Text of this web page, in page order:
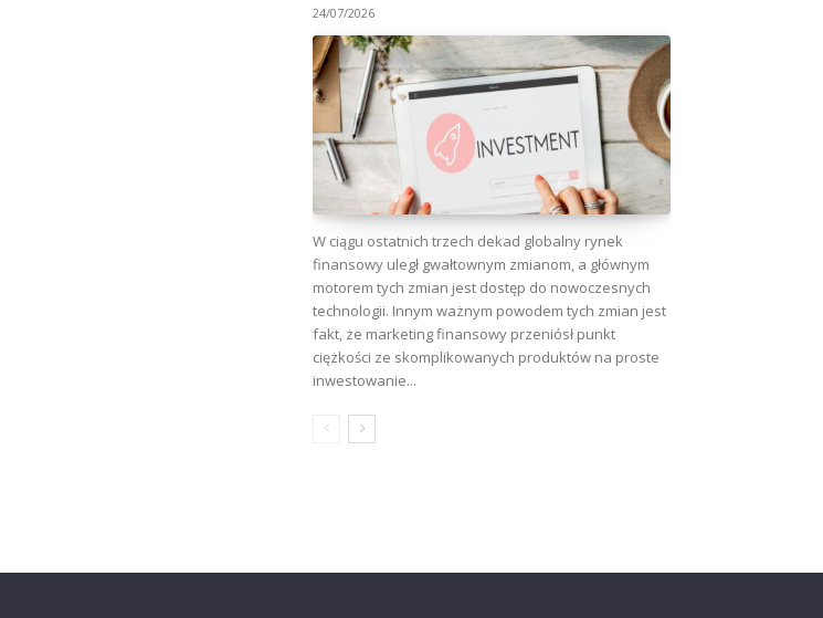
24/07/2026
W ciągu ostatnich trzech dekad globalny rynek
finansowy uległ gwałtownym zmianom, a głównym
motorem tych zmian jest dostęp do nowoczesnych
technologii. Innym ważnym powodem tych zmian jest
fakt, że marketing finansowy przeniósł punkt
ciężkości ze skomplikowanych produktów na proste
inwestowanie...